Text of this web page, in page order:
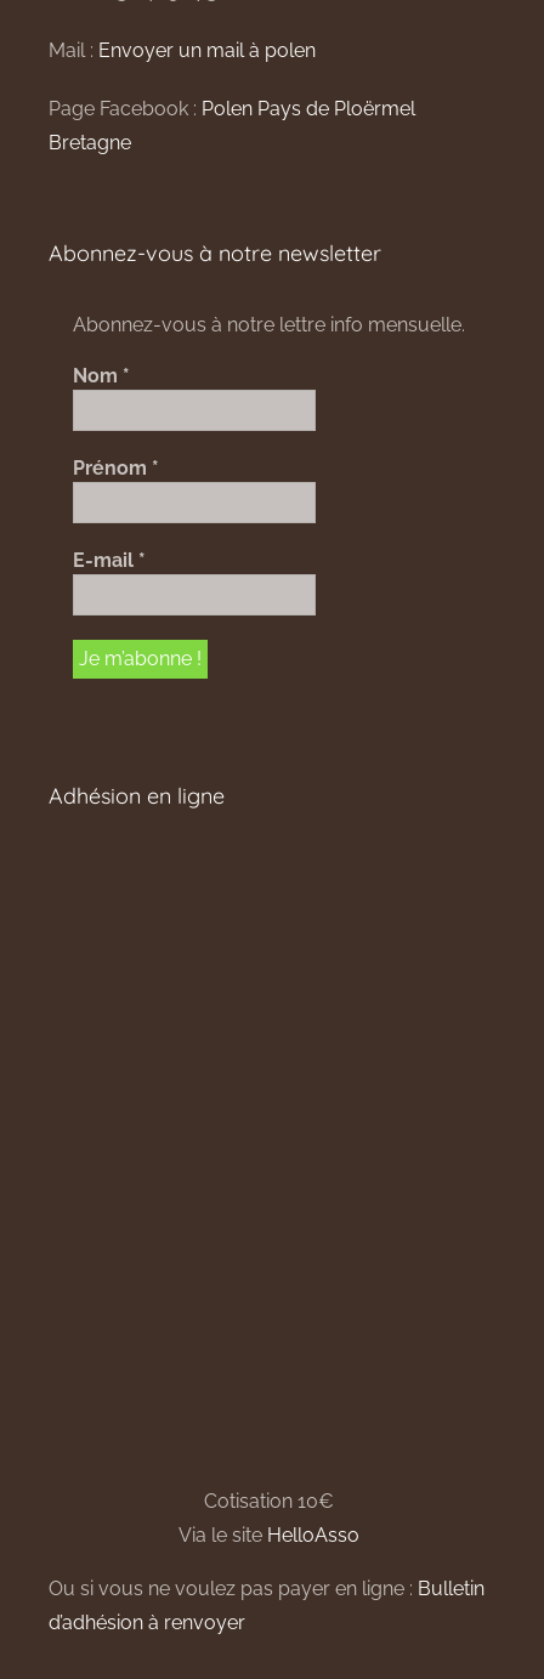
Mail : Envoyer un mail à polen
Page Facebook : Polen Pays de Ploërmel
Bretagne
Abonnez-vous à notre newsletter
Abonnez-vous à notre lettre info mensuelle.
Nom *
Prénom *
E-mail *
Adhésion en ligne
Cotisation 10€
Via le site HelloAsso
Ou si vous ne voulez pas payer en ligne : Bulletin
d’adhésion à renvoyer